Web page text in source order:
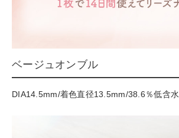
ベージュオンブル
DIA14.5mm/着色直径13.5mm/38.6％低含水